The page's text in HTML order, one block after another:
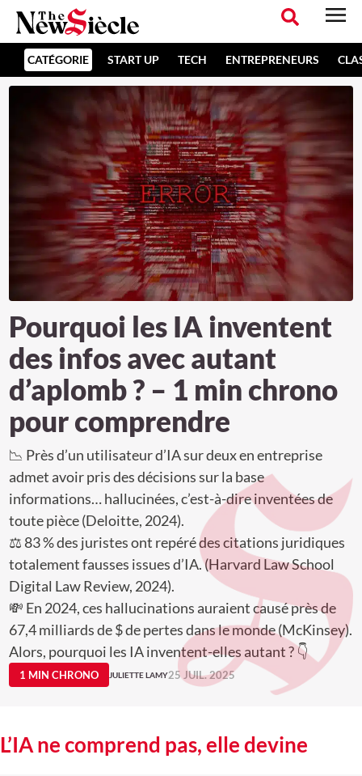
CATÉGORIE START UP TECH ENTREPRENEURS
Pourquoi les IA inventent
des infos avec autant
d’aplomb ? – 1 min chrono
pour comprendre
📉 Près d’un utilisateur d’IA sur deux en entreprise
admet avoir pris des décisions sur la base
informations… hallucinées, c’est-à-dire inventées de
toute pièce (Deloitte, 2024).
⚖️ 83 % des juristes ont repéré des citations juridiques
totalement fausses issues d’IA. (Harvard Law School
Digital Law Review, 2024).
💸 En 2024, ces hallucinations auraient causé près de
67,4 milliards de $ de pertes dans le monde (McKinsey).
Alors, pourquoi les IA inventent-elles autant ? 👇
1 MIN CHRONO JULIETTE LAMY25 JUIL. 2025
L’IA ne comprend pas, elle devine